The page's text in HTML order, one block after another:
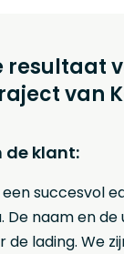
resultaat
van
de klant:
succesvol
naam en de
de lading. We